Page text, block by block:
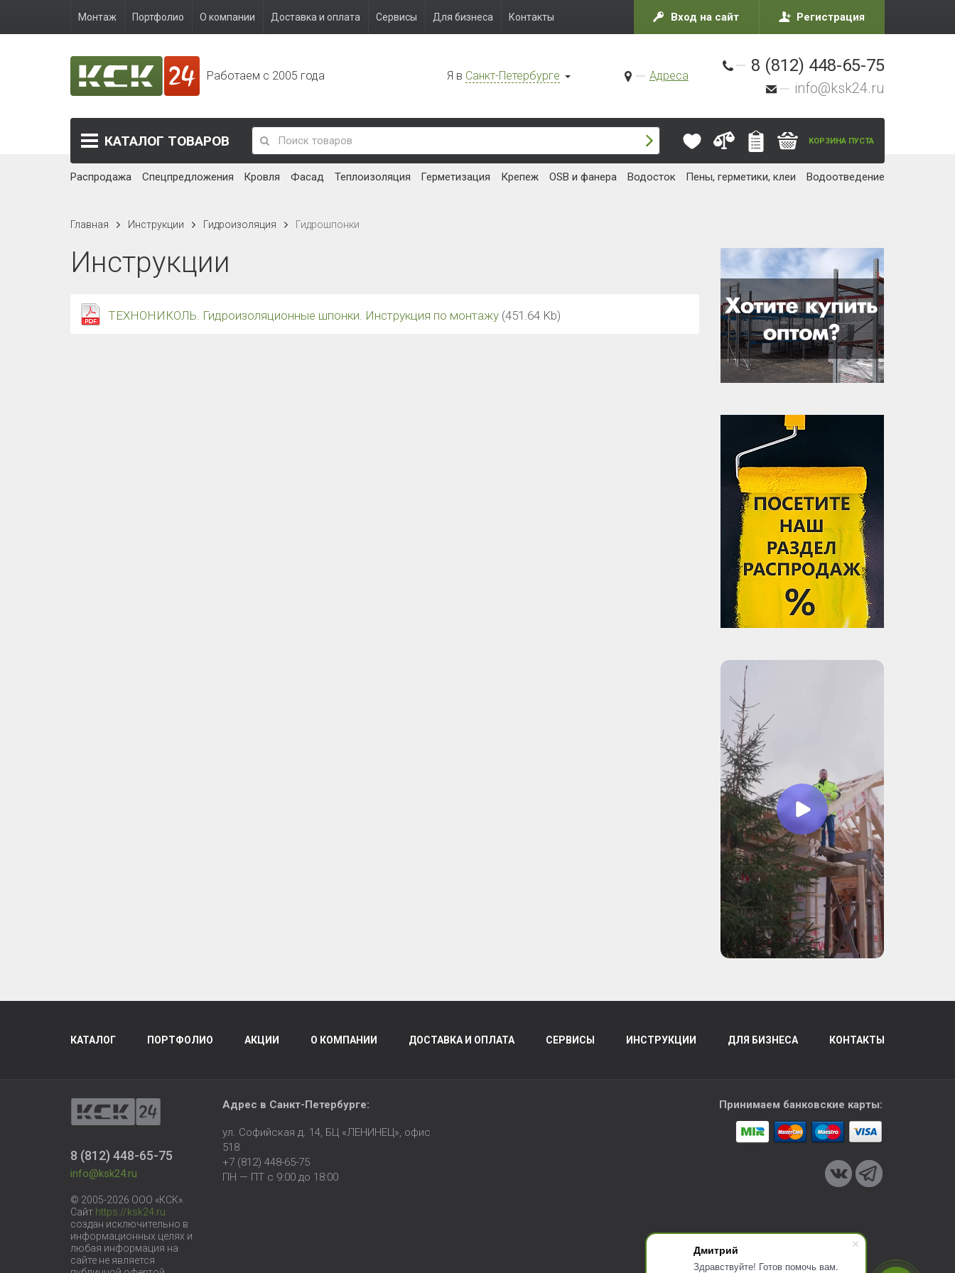
Дмитрий
Здравствуйте! Готов помочь вам.
Монтаж Портфолио О компании Доставка и оплата Сервисы Для бизнеса Контакты Вход на сайт Регистрация
Работаем с 2005 года Я в Санкт-Петербурге Адреса
8 (812) 448-65-75
info@ksk24.ru
КАТАЛОГ ТОВАРОВ КОРЗИНА ПУСТА
Распродажа Спецпредложения Кровля Фасад Теплоизоляция Герметизация Крепеж OSB и фанера Водосток Пены, герметики, клеи Водоотведение
Главная Инструкции Гидроизоляция Гидрошпонки
Инструкции
ТЕХНОНИКОЛЬ. Гидроизоляционные шпонки. Инструкция по монтажу (451.64 Kb)
КАТАЛОГ ПОРТФОЛИО АКЦИИ О КОМПАНИИ ДОСТАВКА И ОПЛАТА СЕРВИСЫ ИНСТРУКЦИИ ДЛЯ БИЗНЕСА КОНТАКТЫ
8 (812) 448-65-75
info@ksk24.ru
© 2005-2026 ООО «КСК».
Сайт https://ksk24.ru
создан исключительно в
информационных целях и
любая информация на
сайте не является
Адрес в Санкт-Петербурге:
ул. Софийская д. 14, БЦ «ЛЕНИНЕЦ», офис
518
+7 (812) 448-65-75
ПН — ПТ с 9:00 до 18:00
Принимаем банковские карты: